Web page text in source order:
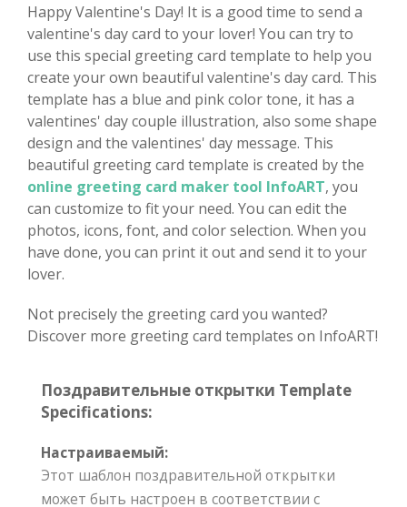
Happy Valentine's Day! It is a good time to send a
valentine's day card to your lover! You can try to
use this special greeting card template to help you
create your own beautiful valentine's day card. This
template has a blue and pink color tone, it has a
valentines' day couple illustration, also some shape
design and the valentines' day message. This
beautiful greeting card template is created by the
online greeting card maker tool InfoART, you
can customize to fit your need. You can edit the
photos, icons, font, and color selection. When you
have done, you can print it out and send it to your
lover.
Not precisely the greeting card you wanted?
Discover more greeting card templates on InfoART!
Поздравительные открытки Template
Specifications:
Настраиваемый:
Этот шаблон поздравительной открытки
может быть настроен в соответствии с